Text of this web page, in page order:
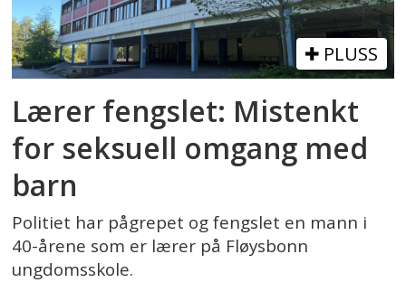
PLUSS
Lærer fengslet: Mistenkt
for seksuell omgang med
barn
Politiet har pågrepet og fengslet en mann i
40-årene som er lærer på Fløysbonn
ungdomsskole.